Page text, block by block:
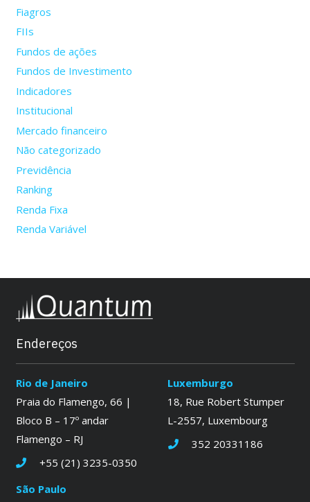
Fiagros
FIIs
Fundos de ações
Fundos de Investimento
Indicadores
Institucional
Mercado financeiro
Não categorizado
Previdência
Ranking
Renda Fixa
Renda Variável
Endereços
Rio de Janeiro
Praia do Flamengo, 66 |
Bloco B – 17º andar
Flamengo – RJ
+55 (21) 3235-0350
Luxemburgo
18, Rue Robert Stumper
L-2557, Luxembourg
352 20331186
São Paulo